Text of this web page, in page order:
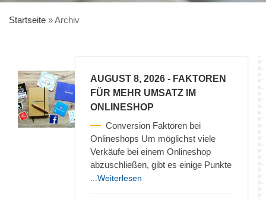
Startseite »Archiv
AUGUST 8, 2026 - FAKTOREN
FÜR MEHR UMSATZ IM
ONLINESHOP
Conversion Faktoren bei
Onlineshops Um möglichst viele
Verkäufe bei einem Onlineshop
abzuschließen, gibt es einige Punkte
...Weiterlesen